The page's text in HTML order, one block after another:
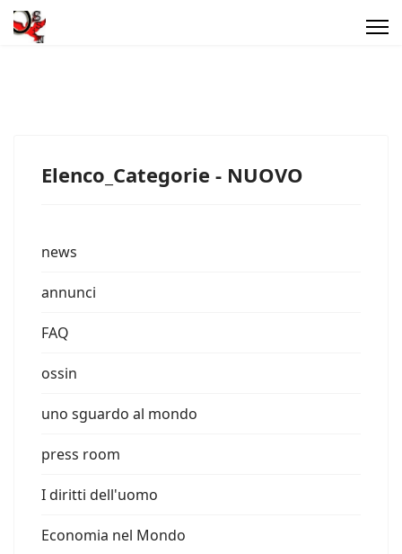
Elenco_Categorie - NUOVO
news
annunci
FAQ
ossin
uno sguardo al mondo
press room
I diritti dell'uomo
Economia nel Mondo